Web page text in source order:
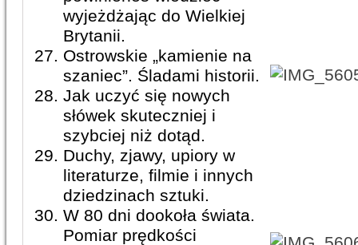
wyjeżdżając do Wielkiej
Brytanii.
Ostrowskie „kamienie na
szaniec”. Śladami historii.
Jak uczyć się nowych
słówek skuteczniej i
szybciej niż dotąd.
Duchy, zjawy, upiory w
literaturze, filmie i innych
dziedzinach sztuki.
W 80 dni dookoła świata.
Pomiar prędkości